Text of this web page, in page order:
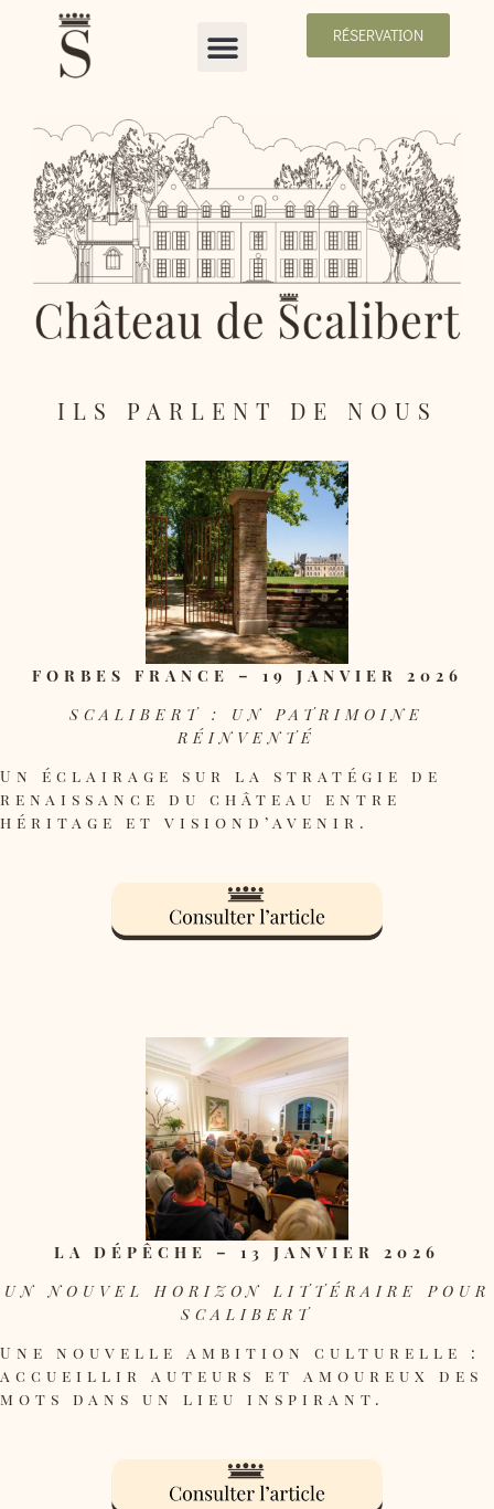
RÉSERVATION
ILS PARLENT DE NOUS
FORBES FRANCE – 19 JANVIER 2026
SCALIBERT : UN PATRIMOINE
RÉINVENTÉ
Un éclairage sur la stratégie de
renaissance du château entre
héritage et visiond’avenir.
LA DÉPÊCHE – 13 JANVIER 2026
UN NOUVEL HORIZON LITTÉRAIRE POUR
SCALIBERT
Une nouvelle ambition culturelle :
accueillir auteurs et amoureux des
mots dans un lieu inspirant.